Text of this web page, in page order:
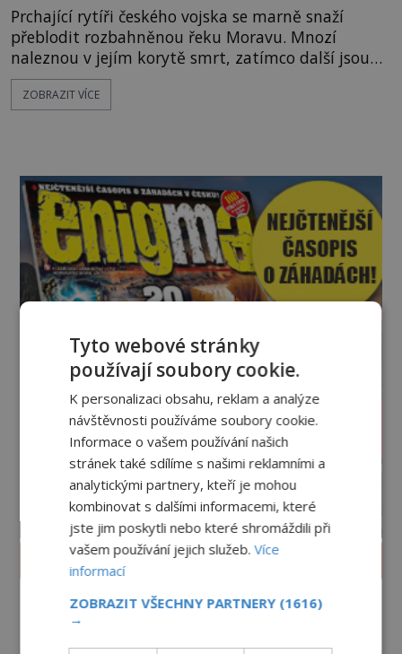
Prchající rytíři českého vojska se marně snaží
přeblodit rozbahněnou řeku Moravu. Mnozí
naleznou v jejím korytě smrt, zatímco další jsou
zmasakrováni už během bitvy na Moravském poli.
Souvisí však tato událost s jednou děsivou
Přemysla Otakara II. (1233 -12
ZOBRAZIT VÍCE
PROLISTOVAT ČASOPIS
Tyto webové stránky
používají soubory cookie.
K personalizaci obsahu, reklam a analýze
návštěvnosti používáme soubory cookie.
Informace o vašem používání našich
stránek také sdílíme s našimi reklamními a
analytickými partnery, kteří je mohou
kombinovat s dalšími informacemi, které
jste jim poskytli nebo které shromáždili při
vašem používání jejich služeb.Více
informací
ZOBRAZIT VŠECHNY PARTNERY (1616)
→